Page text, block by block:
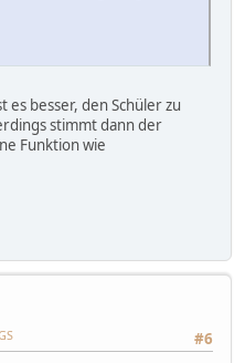
es besser, den Schüler zu
stimmt dann der
Funktion wie
#6